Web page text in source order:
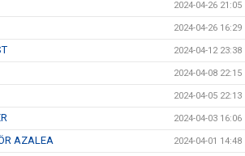
2024-04-26 21:05
2024-04-26 16:29
2024-04-12 23:38
2024-04-08 22:15
2024-04-05 22:13
2024-04-03 16:06
AZALEA 2024-04-01 14:48